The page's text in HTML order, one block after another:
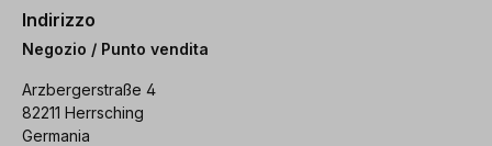
Indirizzo
Negozio / Punto vendita
Arzbergerstraße 4
82211 Herrsching
Germania